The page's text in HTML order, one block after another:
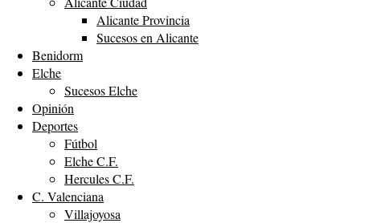
Alicante Provincia
Sucesos en Alicante
Benidorm
Elche
Sucesos Elche
Opinión
Deportes
Fútbol
Elche C.F.
Hercules C.F.
C. Valenciana
Villajoyosa